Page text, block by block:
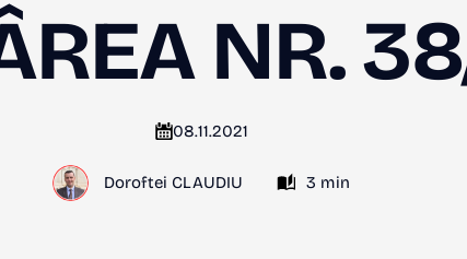
NR.
08.11.2021
Doroftei CLAUDIU 3 min